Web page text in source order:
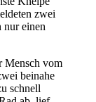
zwei
nur einen
Mensch vom
beinahe
schnell